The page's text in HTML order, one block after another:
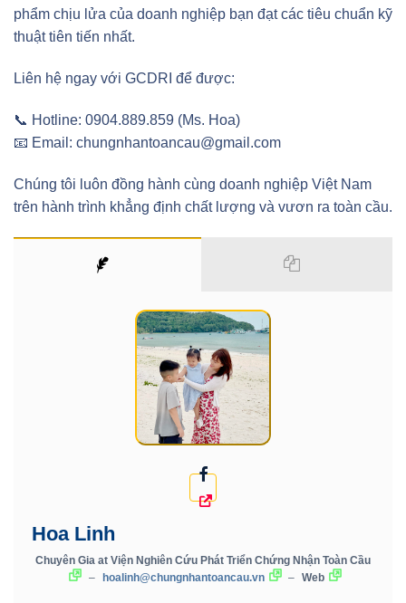
phẩm chịu lửa của doanh nghiệp bạn đạt các tiêu chuẩn kỹ
thuật tiên tiến nhất.
Liên hệ ngay với GCDRI để được:
📞 Hotline: 0904.889.859 (Ms. Hoa)
📧 Email: chungnhantoancau@gmail.com
Chúng tôi luôn đồng hành cùng doanh nghiệp Việt Nam
trên hành trình khẳng định chất lượng và vươn ra toàn cầu.
Hoa Linh
Chuyên Gia at Viện Nghiên Cứu Phát Triển Chứng Nhận Toàn Cầu
– hoalinh@chungnhantoancau.vn – Web